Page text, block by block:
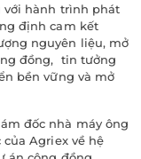
với hành trình phát
định cam kết
nguyên liệu, mở
đồng, tin tưởng
bền vững và mở
đốc nhà máy ông
Agriex về hệ